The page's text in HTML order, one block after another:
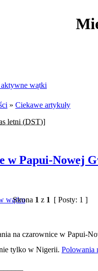
wątki
» Ciekawe artykuły
letni (DST)]
w Papui-Nowej
Strona 1 z 1 [ Posty: 1 ]
na czarownice w Papui-
tylko w Nigerii. Polowania